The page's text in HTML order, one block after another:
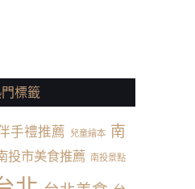
標籤
手禮推薦 兒童繪本 南
投市美食推薦 南投景點